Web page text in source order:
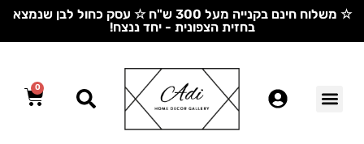
☆ משלוח חינם בקנייה מעל 300 ש"ח ☆ עסק כחול לבן שנמצא
בחזית הצפונית - יחד ננצח!
0